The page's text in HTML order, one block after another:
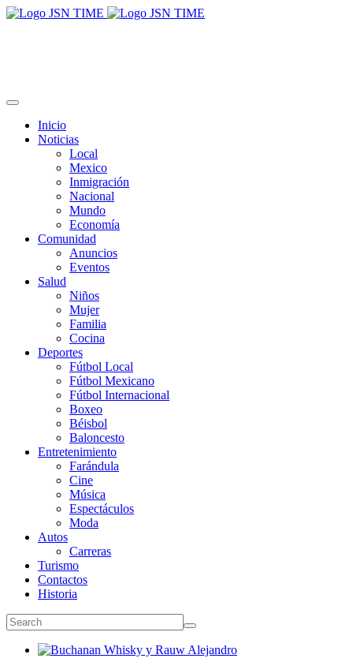
Inicio
Noticias
Local
Mexico
Inmigración
Nacional
Mundo
Economía
Comunidad
Anuncios
Eventos
Salud
Niños
Mujer
Familia
Cocina
Deportes
Fútbol Local
Fútbol Mexicano
Fútbol Internacional
Boxeo
Béisbol
Baloncesto
Entretenimiento
Farándula
Cine
Música
Espectáculos
Moda
Autos
Carreras
Turismo
Contactos
Historia